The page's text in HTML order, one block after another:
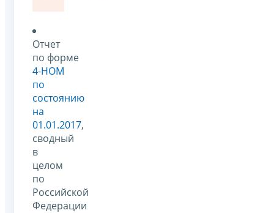
Отчет
по форме
4-НОМ
по
состоянию
на
01.01.2017,
сводный
в
целом
по
Российской
Федерации